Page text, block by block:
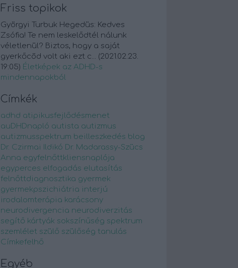
Friss topikok
Györgyi Turbuk Hegedüs: Kedves
Zsófia! Te nem leskelődtél nálunk
véletlenül? Biztos, hogy a saját
gyerkőcöd volt aki ezt c... (2021.02.23.
19:05) Életképek az ADHD-s
mindennapokból
Címkék
adhd atipikusfejlődésmenet
auDHDnapló autista autizmus
autizmusspektrum beilleszkedés blog
Dr. Czirmai Ildikó Dr. Madarassy-Szücs
Anna egyfelnőttkliensnaplója
egyperces elfogadás elutasítás
felnőttdiagnosztika gyermek
gyermekpszichiátria interjú
irodalomterápia karácsony
neurodivergencia neurodiverzitás
segítő kártyák sokszínűség spektrum
szemlélet szülő szülőség tanulás
Címkefelhő
Egyéb